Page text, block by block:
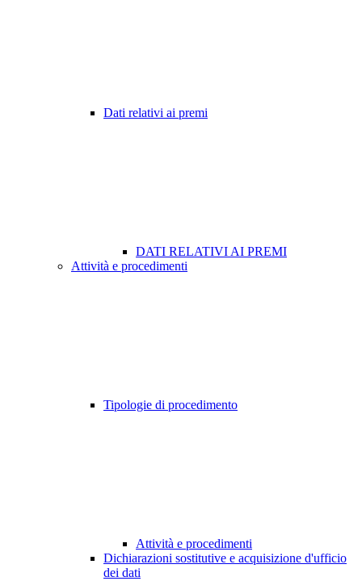
Dati relativi ai premi
DATI RELATIVI AI PREMI
Attività e procedimenti
Tipologie di procedimento
Attività e procedimenti
Dichiarazioni sostitutive e acquisizione d'ufficio
dei dati